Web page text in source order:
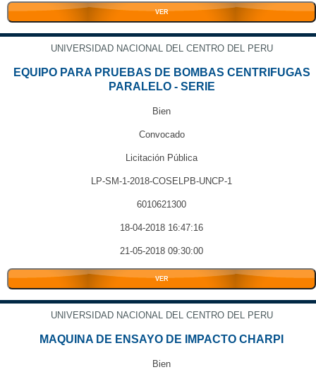
VER
UNIVERSIDAD NACIONAL DEL CENTRO DEL PERU
EQUIPO PARA PRUEBAS DE BOMBAS CENTRIFUGAS
PARALELO - SERIE
Bien
Convocado
Licitación Pública
LP-SM-1-2018-COSELPB-UNCP-1
6010621300
18-04-2018 16:47:16
21-05-2018 09:30:00
VER
UNIVERSIDAD NACIONAL DEL CENTRO DEL PERU
MAQUINA DE ENSAYO DE IMPACTO CHARPI
Bien